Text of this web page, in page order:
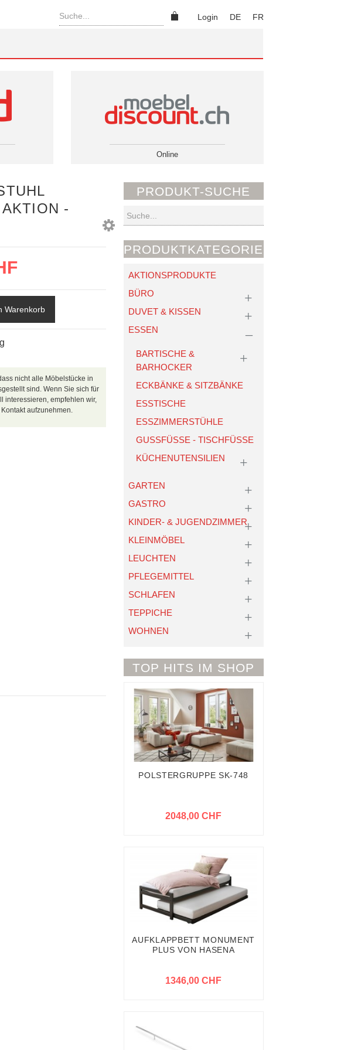
DE FR
Login
Suchen
Online
-
nicht alle Möbelstücke in
sind. Wenn Sie sich für
interessieren, empfehlen wir,
aufzunehmen.
PRODUKT-SUCHE
Suchen
PRODUKTKATEGORIEN
AKTIONSPRODUKTE
BÜRO
DUVET & KISSEN
ESSEN
BARTISCHE &
BARHOCKER
ECKBÄNKE & SITZBÄNKE
ESSTISCHE
ESSZIMMERSTÜHLE
GUSSFÜSSE - TISCHFÜSSE
KÜCHENUTENSILIEN
GARTEN
GASTRO
KINDER- & JUGENDZIMMER
KLEINMÖBEL
LEUCHTEN
PFLEGEMITTEL
SCHLAFEN
TEPPICHE
WOHNEN
TOP HITS IM SHOP
POLSTERGRUPPE SK-748
2048,00 CHF
AUFKLAPPBETT MONUMENT
PLUS VON HASENA
1346,00 CHF